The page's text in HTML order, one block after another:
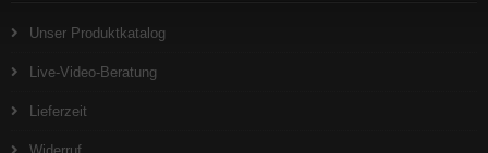
Unser Produktkatalog
Live-Video-Beratung
Lieferzeit